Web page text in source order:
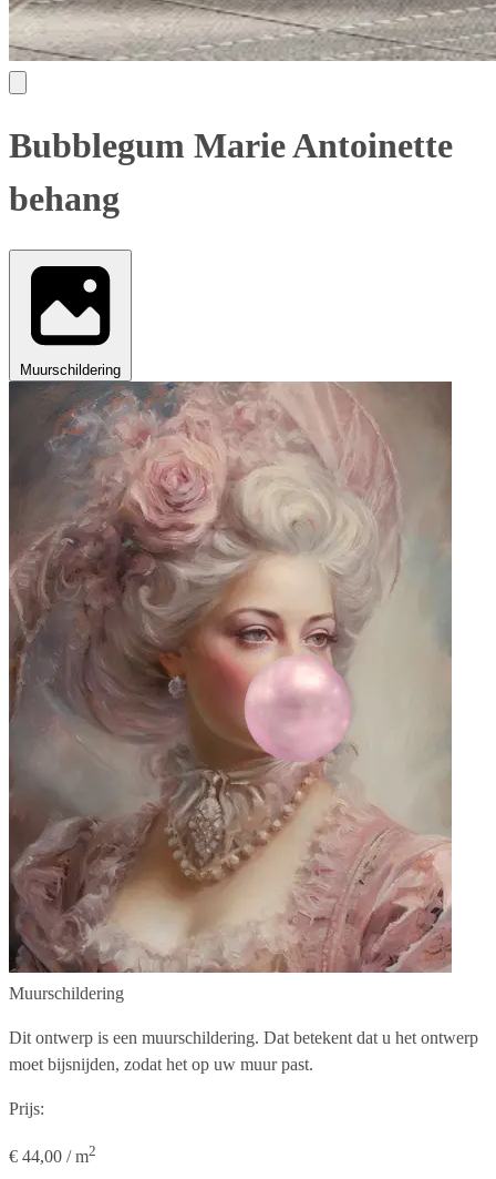
Bubblegum Marie Antoinette
behang
Muurschildering
Muurschildering
Dit ontwerp is een muurschildering. Dat betekent dat u het ontwerp
moet bijsnijden, zodat het op uw muur past.
Prijs:
€ 44,00 / m2